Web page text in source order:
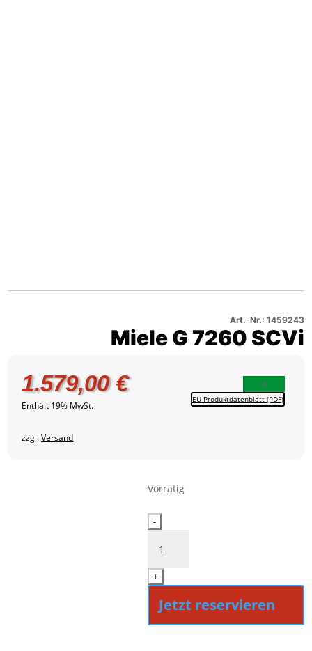
–
Art.-Nr.: 1459243
Miele G 7260 SCVi
1.579,00€
Enthält 19% MwSt.
zzgl.Versand
A
EU-Produktdatenblatt (PDF)
Vorrätig
Miele
7260
SCVi
Menge
-
+
Jetzt reservieren